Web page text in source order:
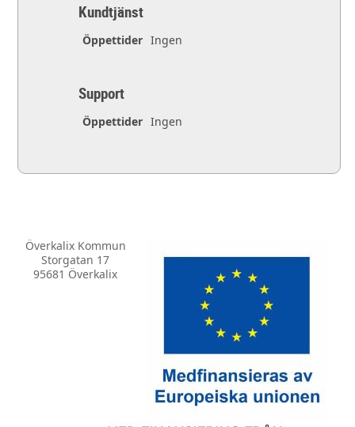
Kundtjänst
Öppettider Ingen
Support
Öppettider Ingen
Överkalix Kommun
Storgatan 17
95681 Överkalix